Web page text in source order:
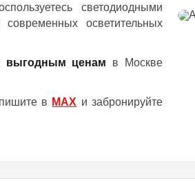
светодиодными
осветительных
выгодным ценам в Москве
в MAX и забронируйте